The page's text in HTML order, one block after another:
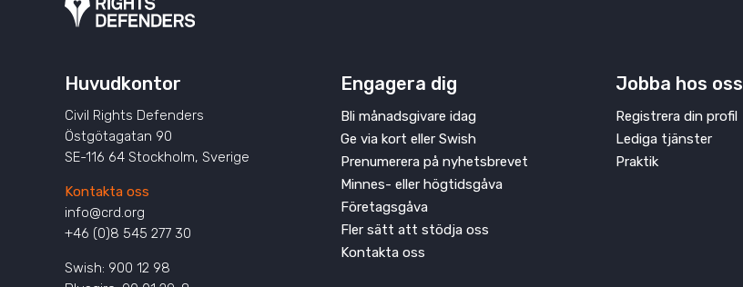
Huvudkontor
Civil Rights Defenders
Östgötagatan 90
SE-116 64 Stockholm, Sverige
Kontakta oss
info@crd.org
+46 (0)8 545 277 30
Swish: 900 12 98
Engagera dig
Bli månadsgivare idag
Ge via kort eller Swish
Prenumerera på nyhetsbrevet
Minnes- eller högtidsgåva
Företagsgåva
Fler sätt att stödja oss
Kontakta oss
Jobba hos oss
Registrera din profil
Lediga tjänster
Praktik